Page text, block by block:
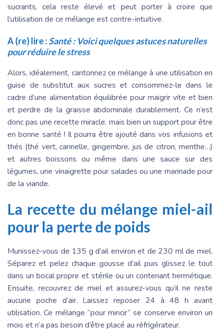
sucrants, cela reste élevé et peut porter à croire que
l’utilisation de ce mélange est contre-intuitive.
A (re) lire :Santé : Voici quelques astuces naturelles
pour réduire le stress
Alors, idéalement, cantonnez ce mélange à une utilisation en
guise de substitut aux sucres et consommez-le dans le
cadre d’une alimentation équilibrée pour maigrir vite et bien
et perdre de la graisse abdominale durablement. Ce n’est
donc pas une recette miracle, mais bien un support pour être
en bonne santé ! Il pourra être ajouté dans vos infusions et
thés (thé vert, cannelle, gingembre, jus de citron, menthe…)
et autres boissons ou même dans une sauce sur des
légumes, une vinaigrette pour salades ou une marinade pour
de la viande.
La recette du mélange miel-ail
pour la perte de poids
Munissez-vous de 135 g d’ail environ et de 230 ml de miel.
Séparez et pelez chaque gousse d’ail puis glissez le tout
dans un bocal propre et stérile ou un contenant hermétique.
Ensuite, recouvrez de miel et assurez-vous qu’il ne reste
aucune poche d’air. Laissez reposer 24 à 48 h avant
utilisation. Ce mélange “pour mincir” se conserve environ un
mois et n’a pas besoin d’être placé au réfrigérateur.